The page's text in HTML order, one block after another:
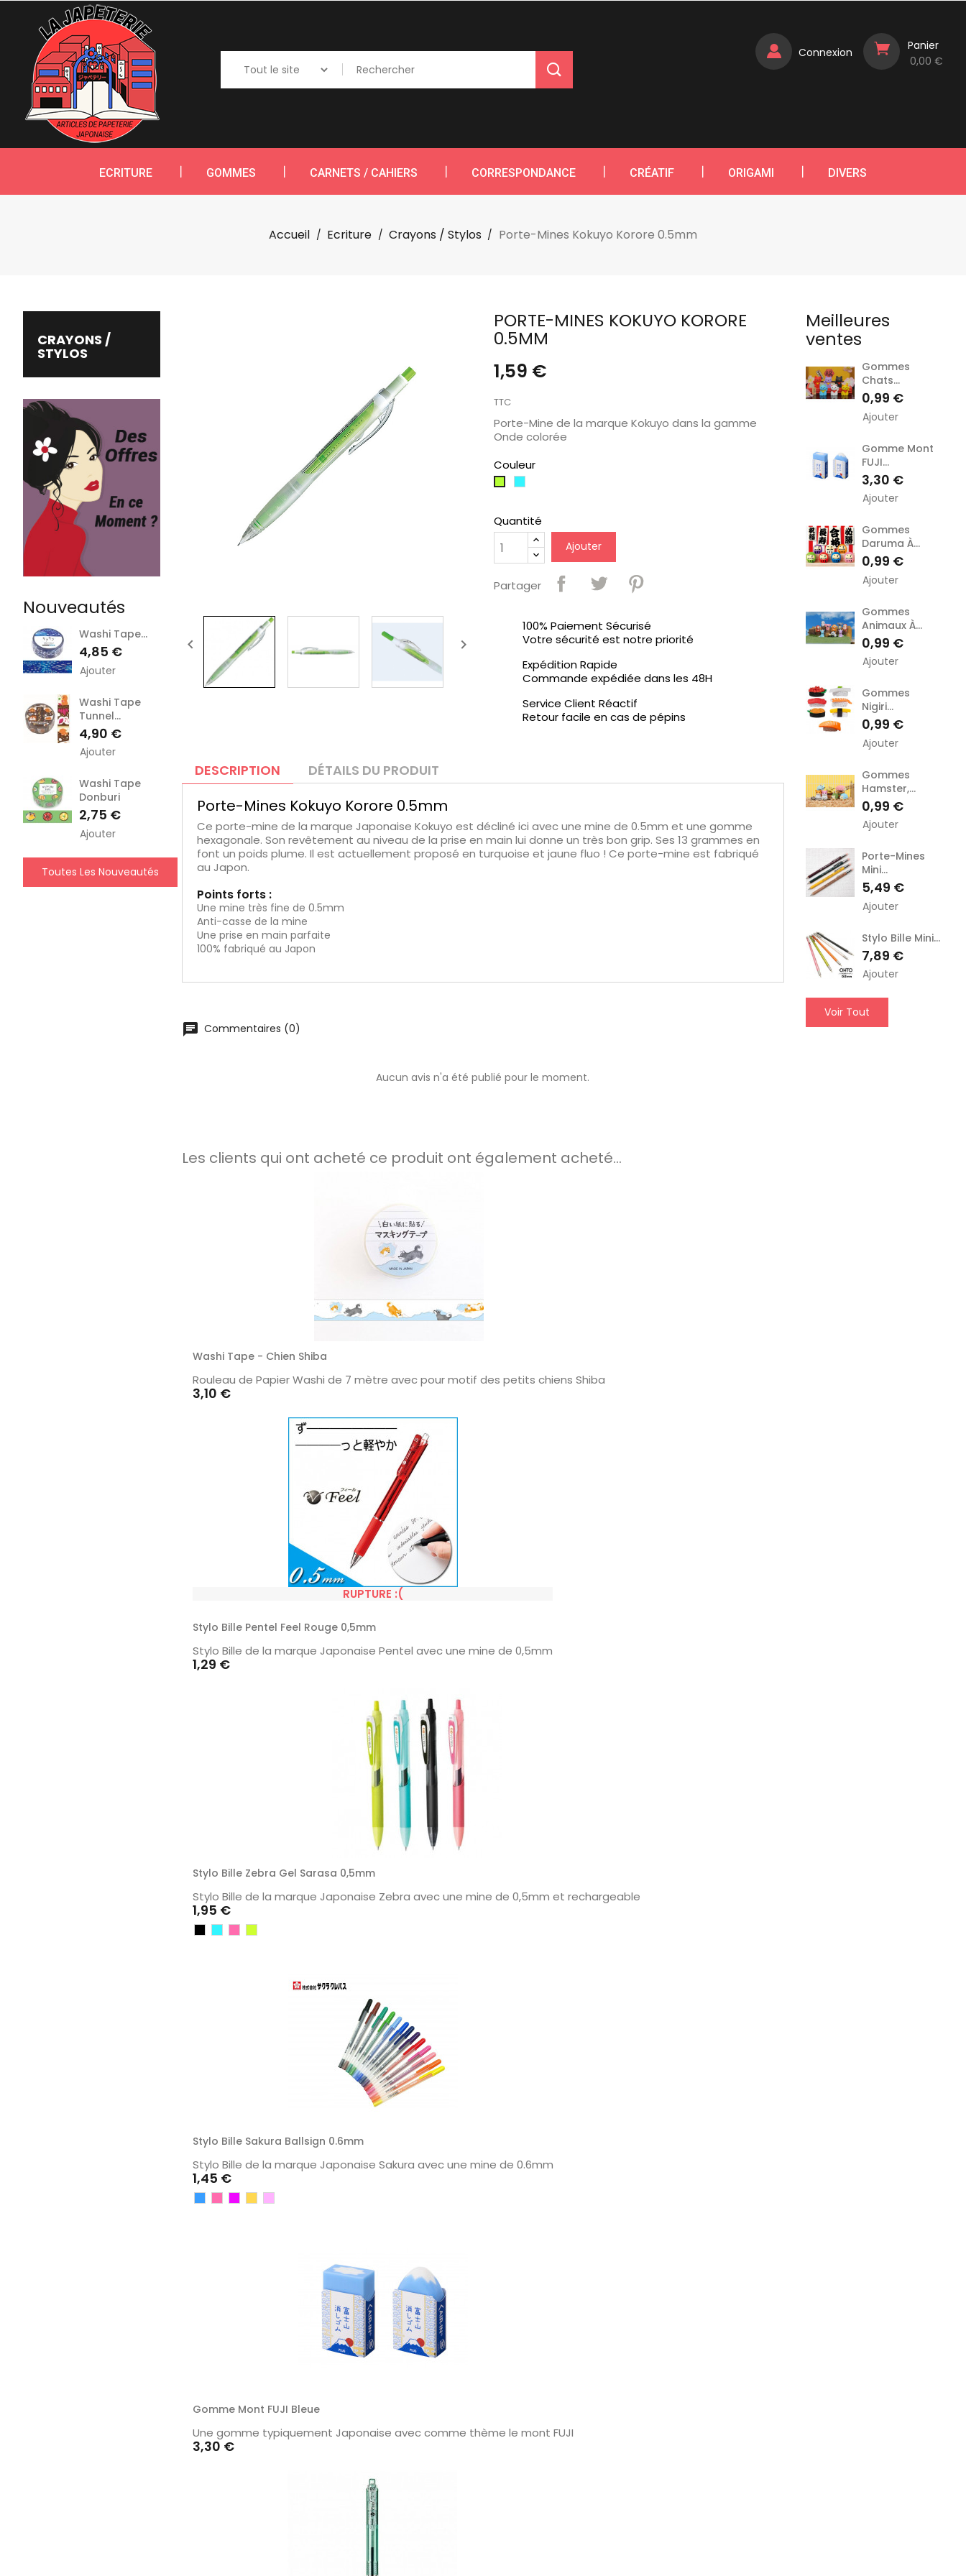
Panier
0,00 €
Connexion
ECRITURE GOMMES CARNETS / CAHIERS CORRESPONDANCE CRÉATIF ORIGAMI DIVERS
Accueil Ecriture Crayons / Stylos Porte-Mines Kokuyo Korore 0.5mm
CRAYONS /
STYLOS
Nouveautés
Washi Tape...
Prix
4,85 €
Ajouter
Washi Tape
Tunnel...
Prix
4,90 €
Ajouter
Washi Tape
Donburi
Prix
2,75 €
Ajouter
Toutes Les Nouveautés
 
PORTE-MINES KOKUYO KORORE
0.5MM
1,59 €
TTC
Porte-Mine de la marque Kokuyo dans la gamme
Onde colorée
Couleur
Jaune
Quantité
Ajouter
Partager
100% Paiement Sécurisé
Votre sécurité est notre priorité
Expédition Rapide
Commande expédiée dans les 48H
Service Client Réactif
Retour facile en cas de pépins
DESCRIPTION DÉTAILS DU PRODUIT
Porte-Mines Kokuyo Korore 0.5mm
Ce porte-mine de la marque Japonaise Kokuyo est décliné ici avec une mine de 0.5mm et une gomme
hexagonale. Son revêtement au niveau de la prise en main lui donne un très bon grip. Ses 13 grammes en
font un poids plume. Il est actuellement proposé en turquoise et jaune fluo ! Ce porte-mine est fabriqué
au Japon.
Points forts :
Une mine très fine de 0.5mm
Anti-casse de la mine
Une prise en main parfaite
100% fabriqué au Japon
chat Commentaires (0)
Aucun avis n'a été publié pour le moment.
Les clients qui ont acheté ce produit ont également acheté...
Washi Tape - Chien Shiba
Rouleau de Papier Washi de 7 mètre avec pour motif des petits chiens Shiba
Prix
3,10 €
RUPTURE :(
Stylo Bille Pentel Feel Rouge 0,5mm
Stylo Bille de la marque Japonaise Pentel avec une mine de 0,5mm
Prix
1,29 €
Stylo Bille Zebra Gel Sarasa 0,5mm
Stylo Bille de la marque Japonaise Zebra avec une mine de 0,5mm et rechargeable
Prix
1,95 €
Stylo Bille Sakura Ballsign 0.6mm
Stylo Bille de la marque Japonaise Sakura avec une mine de 0.6mm
Prix
1,45 €
Gomme Mont FUJI Bleue
Une gomme typiquement Japonaise avec comme thème le mont FUJI
Prix
3,30 €
Meilleures
ventes
Gommes
Chats...
Prix
0,99 €
Ajouter
Gomme Mont
FUJI...
Prix
3,30 €
Ajouter
Gommes
Daruma À...
Prix
0,99 €
Ajouter
Gommes
Animaux À...
Prix
0,99 €
Ajouter
Gommes
Nigiri...
Prix
0,99 €
Ajouter
Gommes
Hamster,...
Prix
0,99 €
Ajouter
Porte-Mines
Mini...
Prix
5,49 €
Ajouter
Stylo Bille Mini...
Prix
7,89 €
Ajouter
Voir Tout